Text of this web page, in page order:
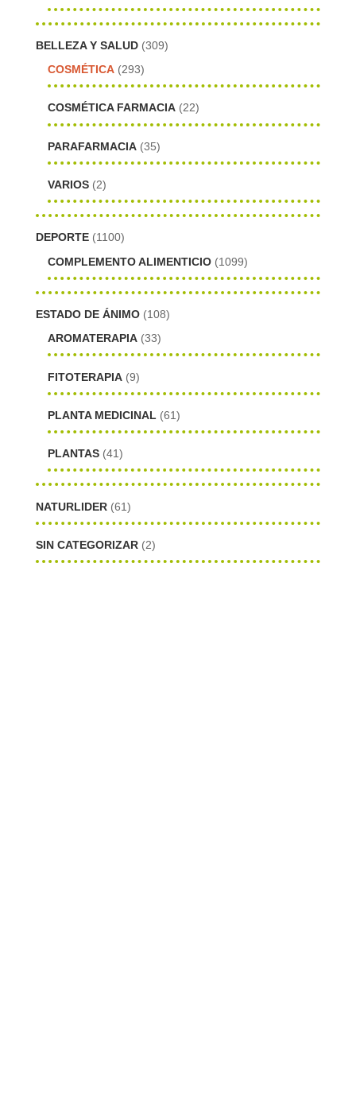
BELLEZA Y SALUD (309)
COSMÉTICA (293)
COSMÉTICA FARMACIA (22)
PARAFARMACIA (35)
VARIOS (2)
DEPORTE (1100)
COMPLEMENTO ALIMENTICIO (1099)
ESTADO DE ÁNIMO (108)
AROMATERAPIA (33)
FITOTERAPIA (9)
PLANTA MEDICINAL (61)
PLANTAS (41)
NATURLIDER (61)
SIN CATEGORIZAR (2)